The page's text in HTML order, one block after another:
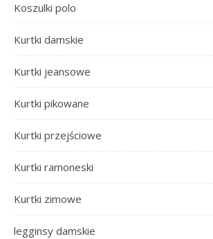
Koszulki polo
Kurtki damskie
Kurtki jeansowe
Kurtki pikowane
Kurtki przejściowe
Kurtki ramoneski
Kurtki zimowe
legginsy damskie